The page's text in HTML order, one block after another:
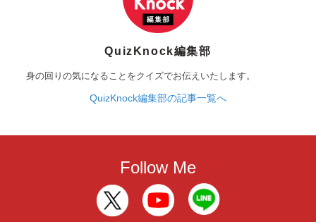
QuizKnock編集部
身の回りの気になることをクイズでお伝えいたします。
QuizKnock編集部の記事一覧へ
Follow Me